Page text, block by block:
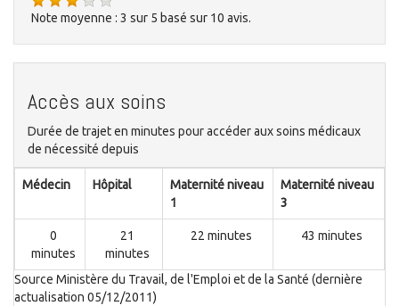
Note moyenne : 3 sur 5 basé sur 10 avis.
Accès aux soins
Durée de trajet en minutes pour accéder aux soins médicaux
de nécessité depuis
Médecin Hôpital
Maternité niveau
1
Maternité niveau
3
0
minutes
21
minutes
22 minutes 43 minutes
Source Ministère du Travail, de l'Emploi et de la Santé (dernière
actualisation 05/12/2011)